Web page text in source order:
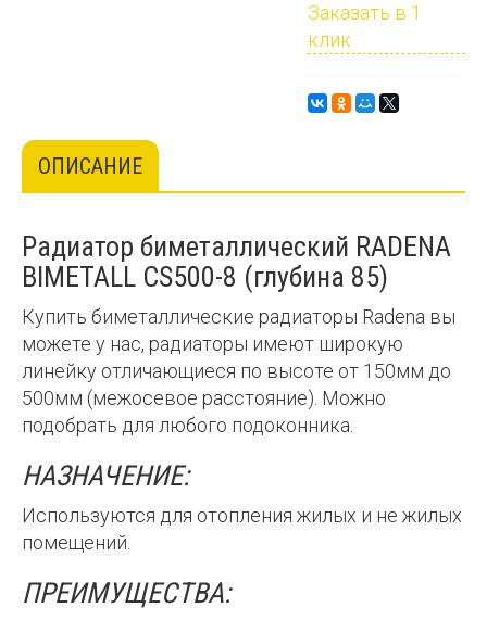
Заказать в 1
клик
ОПИСАНИЕ
Радиатор биметаллический RADENA
BIMETALL CS500-8 (глубина 85)
Купить биметаллические радиаторы Radena вы
можете у нас, радиаторы имеют широкую
линейку отличающиеся по высоте от 150мм до
500мм (межосевое расстояние). Можно
подобрать для любого подоконника.
НАЗНАЧЕНИЕ:
Используются для отопления жилых и не жилых
помещений.
ПРЕИМУЩЕСТВА: